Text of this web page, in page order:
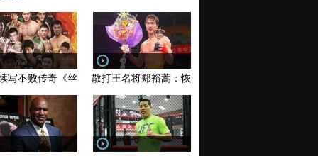
写不败传奇《丝路英雄》太原站全场视频
散打王名将郑裕蒿：恢复训练 有望回归擂台